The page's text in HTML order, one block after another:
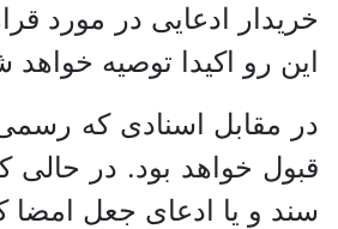
خریدار ادعایی در مورد
این رو اکیدا توصیه
در مقابل اسنادی که رسمی
قبول خواهد بود. در
سند و یا ادعای جعل